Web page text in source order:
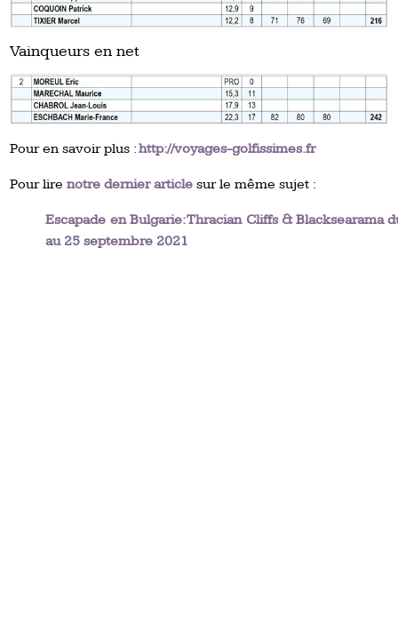
Vainqueurs en net
Pour en savoir plus :http://voyages-golfissimes.fr
Pour lirenotre dernier article sur le même sujet :
Escapade en Bulgarie: Thracian Cliffs & Blacksearama
au 25 septembre 2021